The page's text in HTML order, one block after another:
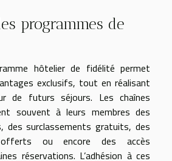
programmes de
hôtelier de fidélité permet
exclusifs, tout en réalisant
de futurs séjours. Les chaînes
souvent à leurs membres des
des surclassements gratuits, des
offerts ou encore des accès
réservations. L’adhésion à ces